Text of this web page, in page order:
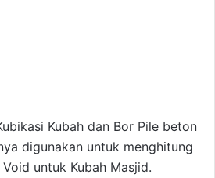
digunakan untuk menghitung
untuk Kubah Masjid.